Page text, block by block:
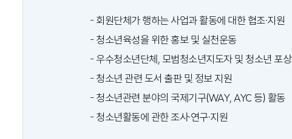
- 회원단체가 행하는 사업과 활동에 대한 협조·지원
- 청소년육성을 위한 홍보 및 실천운동
- 우수청소년단체, 모범청소년지도자 및 청소년 포상
- 청소년 관련 도서 출판 및 정보 지원
- 청소년관련 분야의 국제기구(WAY, AYC 등) 활동
- 청소년활동에 관한 조사·연구·지원